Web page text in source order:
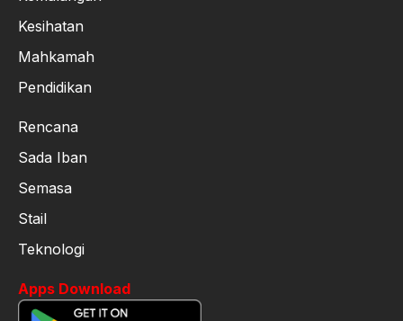
Kesihatan
Mahkamah
Pendidikan
Rencana
Sada Iban
Semasa
Stail
Teknologi
Apps Download